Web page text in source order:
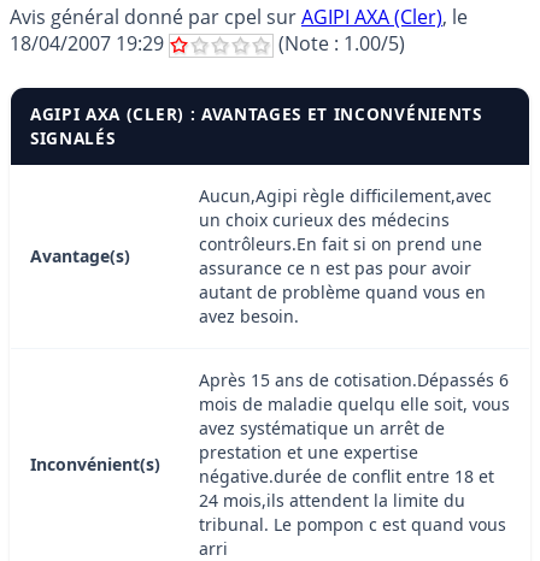
Avis général donné par cpel surAGIPI AXA (Cler), le
18/04/2007 19:29
(Note : 1.00/5)
AGIPI AXA (CLER) : AVANTAGES ET INCONVÉNIENTS
SIGNALÉS
Avantage(s)
Aucun,Agipi règle difficilement,avec
un choix curieux des médecins
contrôleurs.En fait si on prend une
assurance ce n est pas pour avoir
autant de problème quand vous en
avez besoin.
Inconvénient(s)
Après 15 ans de cotisation.Dépassés 6
mois de maladie quelqu elle soit, vous
avez systématique un arrêt de
prestation et une expertise
négative.durée de conflit entre 18 et
24 mois,ils attendent la limite du
tribunal. Le pompon c est quand vous
arri